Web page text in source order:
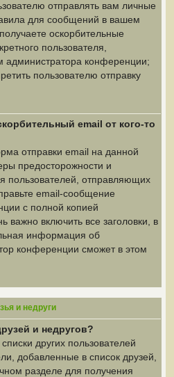
отправлять вам личные
для сообщений в вашем
оскорбительные
пользователя,
администратора конференции;
пользователю отправку
email от кого-то
отправки email на данной
предосторожности и
пользователей, отправляющих
email-сообщение
с полной копией
важно включить все заголовки, в
информация об
конференции сможет в этом
и недруги
и недругов?
других пользователей
добавленные в список друзей,
разделе для получения